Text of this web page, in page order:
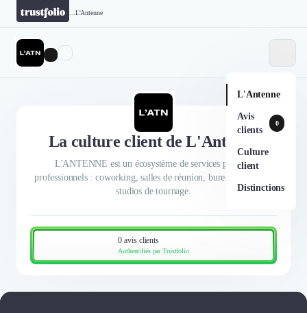
L'Antenne
L'Antenne
Avis
clients
0
Culture
client
Distinctions
La culture client de L'Antenne
L'ANTENNE est un écosystème de services pour les
professionnels : coworking, salles de réunion, bureaux privés et
studios de tournage.
0 avis clients
Authentifiés par Trustfolio